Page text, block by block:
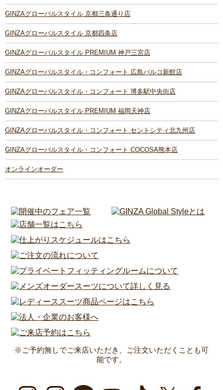
GINZAグローバルスタイル 京都三条通り店
GINZAグローバルスタイル 京都四条店
GINZAグローバルスタイル PREMIUM 神戸三宮店
GINZAグローバルスタイル・コンフォート 広島パルコ新館店
GINZAグローバルスタイル・コンフォート 博多駅中央街店
GINZAグローバルスタイル PREMIUM 福岡天神店
GINZAグローバルスタイル・コンフォート セントシティ北九州店
GINZAグローバルスタイル・コンフォート COCOSA熊本店
オンラインオーダー
※ご予約無しでご来店いただき、ご注文いただくことも可
能です。